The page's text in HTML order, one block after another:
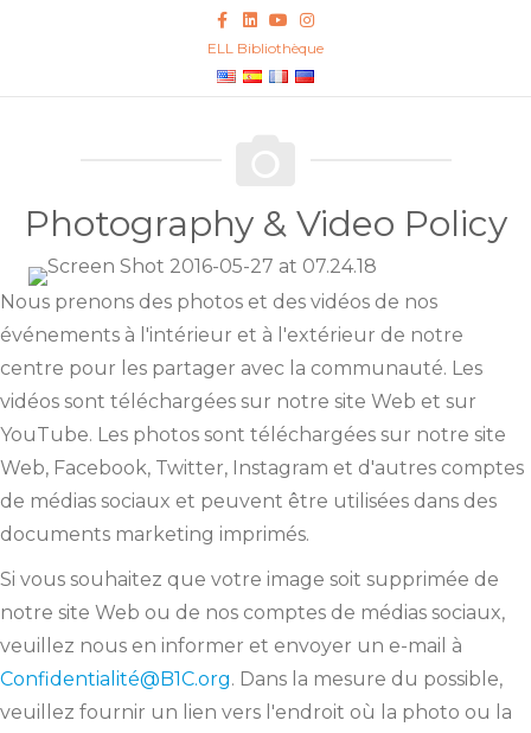
Facebook
LinkedinYoutubeInstagram
ELL Bibliothèque
Photography & Video Policy
Nous prenons des photos et des vidéos de nos
événements à l'intérieur et à l'extérieur de notre
centre pour les partager avec la communauté. Les
vidéos sont téléchargées sur notre site Web et sur
YouTube. Les photos sont téléchargées sur notre site
Web, Facebook, Twitter, Instagram et d'autres comptes
de médias sociaux et peuvent être utilisées dans des
documents marketing imprimés.
Si vous souhaitez que votre image soit supprimée de
notre site Web ou de nos comptes de médias sociaux,
veuillez nous en informer et envoyer un e-mail à
Confidentialité@B1C.org. Dans la mesure du possible,
veuillez fournir un lien vers l'endroit où la photo ou la